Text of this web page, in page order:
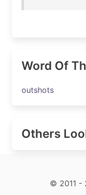
Word Of
outshots
Others
© 2011 -